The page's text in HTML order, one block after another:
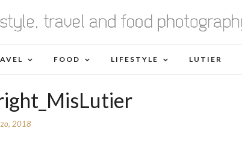
FOOD LIFESTYLE LUTIER
2018